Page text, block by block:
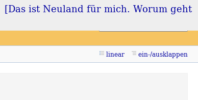
Login Registrieren
linear ein-/ausklappen
[Das ist Neuland für mich. Worum geht